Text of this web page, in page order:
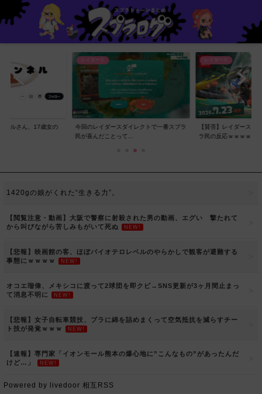
ネルさん、17歳女の
レイダース
今回のレイダースダイレクトで一番スプラ
民が喜んだことって...
レイダース
【賛否】レイダースダ
ラ民の反応ｗｗｗｗ...
1420gの娘がくれた“生きる力”。
【閲覧注意・動画】大阪で警察に射殺された男の動画、エグい 撃たれて
から叫びながら苦しみもがいて死ぬ
NEW!
【悲報】映画館の客、ほぼバイオテロレベルのやらかしで観客が避難する
事態にｗｗｗｗ
NEW!
オコエ瑠偉、メキシコに渡って2球団を即クビ→SNS更新が3ヶ月間止まっ
て消息不明に
NEW!
【悲報】女子自転車競技、ブラに綿を詰めまくって空気抵抗を減らすチー
ト技が発覚ｗｗｗ
NEW!
【速報】専門家「イオンモール熊本の爆心地に”こんなもの”があったんだ
けど…」
NEW!
Powered by livedoor 相互RSS